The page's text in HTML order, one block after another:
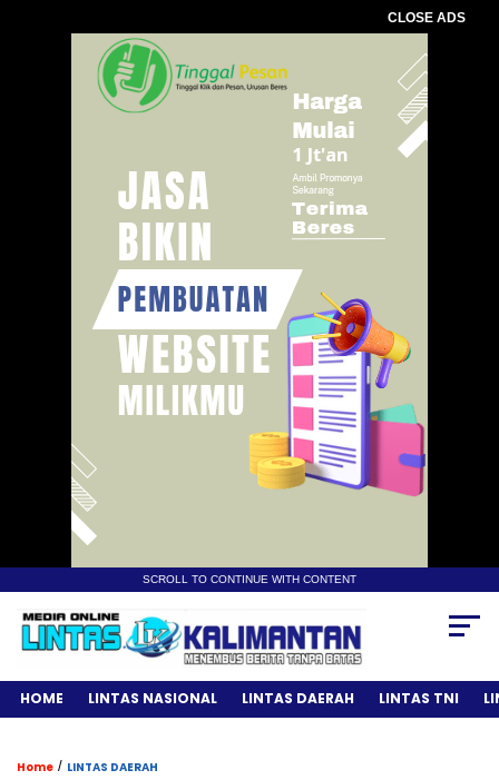
CLOSE ADS
SCROLL TO CONTINUE WITH CONTENT
HOME LINTAS NASIONAL LINTAS DAERAH LINTAS TNI
Home / LINTAS DAERAH